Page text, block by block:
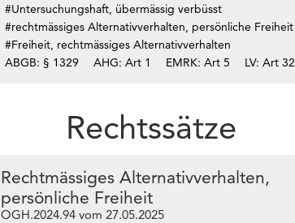
#Untersuchungshaft, übermässig verbüsst
#rechtmässiges Alternativverhalten, persönliche Freiheit
#Freiheit, rechtmässiges Alternativverhalten
ABGB: § 1329
AHG: Art 1 EMRK: Art 5 LV: Art 32
Rechtssätze
Rechtmässiges Alternativverhalten,
persönliche Freiheit
OGH.2024.94 vom 27.05.2025